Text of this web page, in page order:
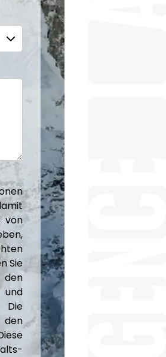
von
Sie
Die